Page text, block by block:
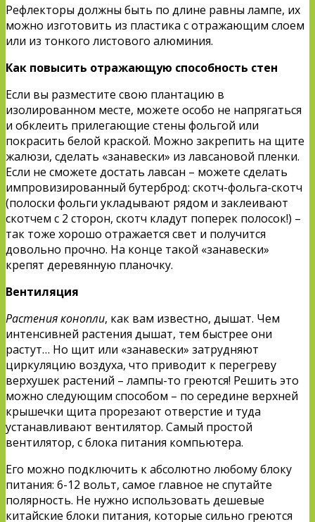
Рефлекторы должны быть по длине равны лампе, их
можно изготовить из пластика с отражающим слоем
или из тонкого листового алюминия.
Как повысить отражающую способность стен
Если вы разместите свою плантацию в
изолированном месте, можете особо не напрягаться
и обклеить прилегающие стены фольгой или
покрасить белой краской. Можно закрепить на щите
жалюзи, сделать «занавески» из лавсановой пленки.
Если не сможете достать лавсан – можете сделать
импровизированный бутерброд: скотч-фольга-скотч
(полоски фольги укладывают рядом и заклеивают
скотчем с 2 сторон, скотч кладут поперек полосок!) –
так тоже хорошо отражается свет и получится
довольно прочно. На конце такой «занавески»
крепят деревянную планочку.
Вентиляция
Растения конопли, как вам известно, дышат. Чем
интенсивней растения дышат, тем быстрее они
растут… Но щит или «занавески» затрудняют
циркуляцию воздуха, что приводит к перегреву
верхушек растений – лампы-то греются! Решить это
можно следующим способом – по середине верхней
крышечки щита прорезают отверстие и туда
устанавливают вентилятор. Самый простой
вентилятор, с блока питания компьютера.
Его можно подключить к абсолютно любому блоку
питания: 6-12 вольт, самое главное не спутайте
полярность. Не нужно использовать дешевые
китайские блоки питания, которые сильно греются